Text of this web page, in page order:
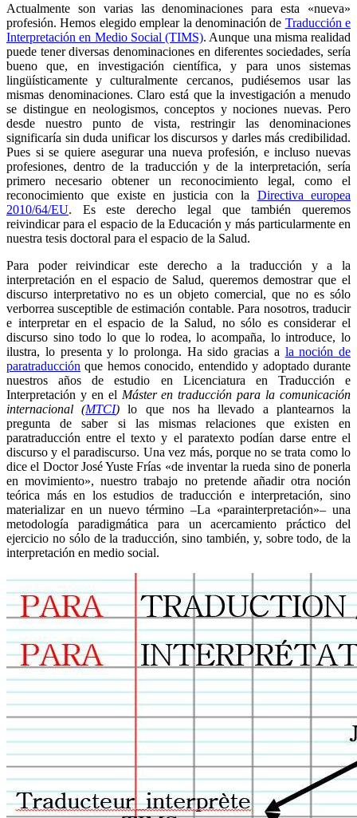
Actualmente son varias las denominaciones para esta «nueva»
profesión. Hemos elegido emplear la denominación de Traducción e
Interpretación en Medio Social (TIMS). Aunque una misma realidad
puede tener diversas denominaciones en diferentes sociedades, sería
bueno que, en investigación científica, y para unos sistemas
lingüísticamente y culturalmente cercanos, pudiésemos usar las
mismas denominaciones. Claro está que la investigación a menudo
se distingue en neologismos, conceptos y nociones nuevas. Pero
desde nuestro punto de vista, restringir las denominaciones
significaría sin duda unificar los discursos y darles más credibilidad.
Pues si se quiere asegurar una nueva profesión, e incluso nuevas
profesiones, dentro de la traducción y de la interpretación, sería
primero necesario obtener un reconocimiento legal, como el
reconocimiento que existe en justicia con la Directiva europea
2010/64/EU. Es este derecho legal que también queremos
reivindicar para el espacio de la Educación y más particularmente en
nuestra tesis doctoral para el espacio de la Salud.
Para poder reivindicar este derecho a la traducción y a la
interpretación en el espacio de Salud, queremos demostrar que el
discurso interpretativo no es un objeto comercial, que no es sólo
verborrea susceptible de estimación contable. Para nosotros, traducir
e interpretar en el espacio de la Salud, no sólo es considerar el
discurso sino todo lo que lo rodea, lo acompaña, lo introduce, lo
ilustra, lo presenta y lo prolonga. Ha sido gracias a la noción de
paratraducción que hemos conocido, entendido y adoptado durante
nuestros años de estudio en Licenciatura en Traducción e
Interpretación y en el Máster en traducción para la comunicación
internacional (MTCI)lo que nos ha llevado a plantearnos la
pregunta de saber si las mismas relaciones que existen en
paratraducción entre el texto y el paratexto podían darse entre el
discurso y el paradiscurso. Una vez más, porque no se trata como lo
dice el Doctor José Yuste Frías «de inventar la rueda sino de ponerla
en movimiento», nuestro trabajo no pretende añadir otra noción
teórica más en los estudios de traducción e interpretación, sino
materializar en un nuevo término –La «parainterpretación»– una
metodología paradigmática para un acercamiento práctico del
ejercicio no sólo de la traducción, sino también, y, sobre todo, de la
interpretación en medio social.